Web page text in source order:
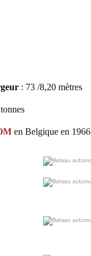
: 73 /8,20 mètres
en Belgique en 1966